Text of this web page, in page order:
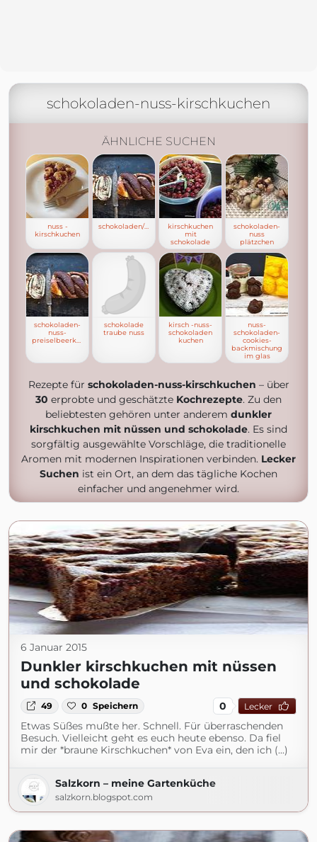
schokoladen-nuss-kirschkuchen
ÄHNLICHE SUCHEN
nuss -
kirschkuchen
schokoladen/kirschkuchen
kirschkuchen
mit
schokolade
schokoladen-
nuss
plätzchen
schokoladen-
nuss-
schokolade
traube nuss
kirsch -nuss-
schokoladen
kuchen
nuss-
schokoladen-
cookies-
backmischung
im glas
Rezepte für schokoladen-nuss-kirschkuchen – über
30 erprobte und geschätzte Kochrezepte. Zu den
beliebtesten gehören unter anderem dunkler
kirschkuchen mit nüssen und schokolade. Es sind
sorgfältig ausgewählte Vorschläge, die traditionelle
Aromen mit modernen Inspirationen verbinden. Lecker
Suchen ist ein Ort, an dem das tägliche Kochen
einfacher und angenehmer wird.
6 Januar 2015
Dunkler kirschkuchen mit nüssen
und schokolade
49 0 Speichern 0 Lecker
Etwas Süßes mußte her. Schnell. Für überraschenden
Besuch. Vielleicht geht es euch heute ebenso. Da fiel
mir der *braune Kirschkuchen* von Eva ein, den ich (...)
Salzkorn – meine Gartenküche
salzkorn.blogspot.com